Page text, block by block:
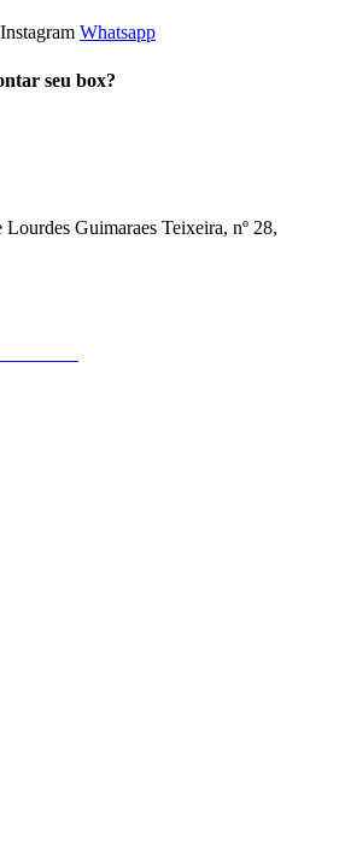
Instagram Whatsapp
seu box?
Guimaraes Teixeira, nº 28,